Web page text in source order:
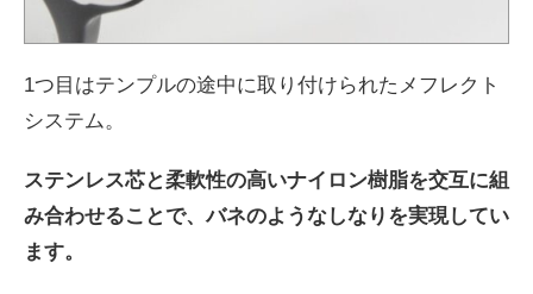
1つ目はテンプルの途中に取り付けられたメフレクト
システム。
ステンレス芯と柔軟性の高いナイロン樹脂を交互に組
み合わせることで、バネのようなしなりを実現してい
ます。